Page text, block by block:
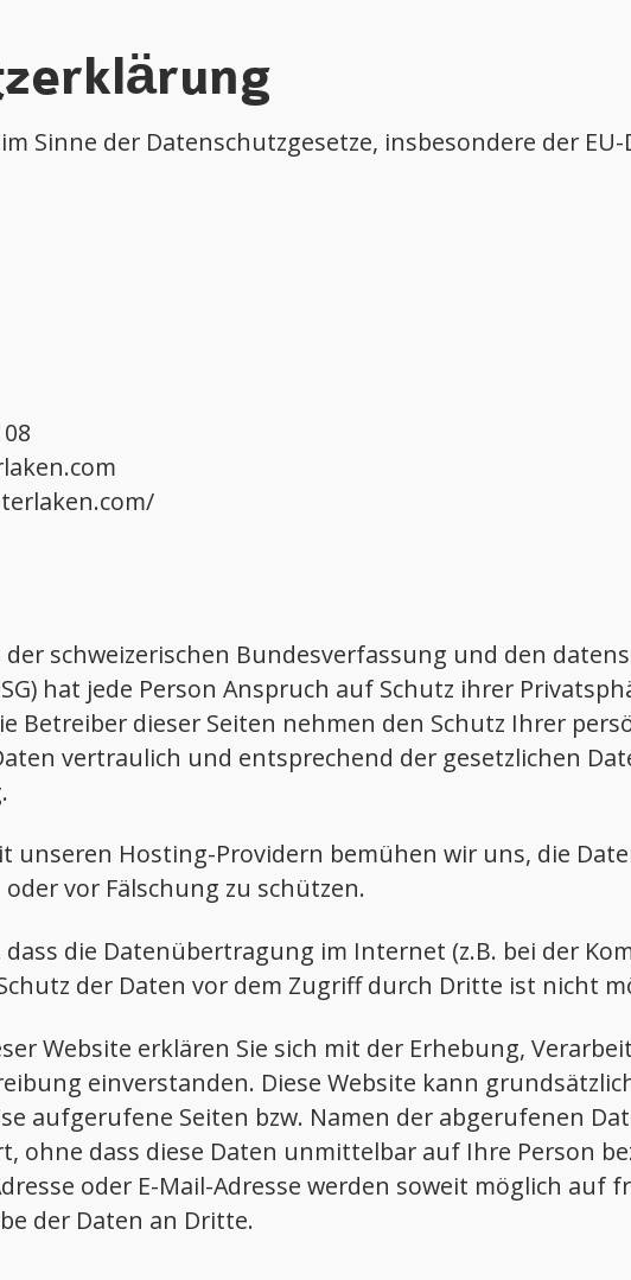
Sinne der Datenschutzgesetze, insbesondere der
schweizerischen Bundesverfassung und den
hat jede Person Anspruch auf Schutz ihrer
Betreiber dieser Seiten nehmen den Schutz Ihrer
vertraulich und entsprechend der gesetzlichen
unseren Hosting-Providern bemühen wir uns, die
vor Fälschung zu schützen.
die Datenübertragung im Internet (z.B. bei der
der Daten vor dem Zugriff durch Dritte ist nicht
Website erklären Sie sich mit der Erhebung,
einverstanden. Diese Website kann
aufgerufene Seiten bzw. Namen der abgerufenen
ohne dass diese Daten unmittelbar auf Ihre Person
oder E-Mail-Adresse werden soweit möglich
der Daten an Dritte.